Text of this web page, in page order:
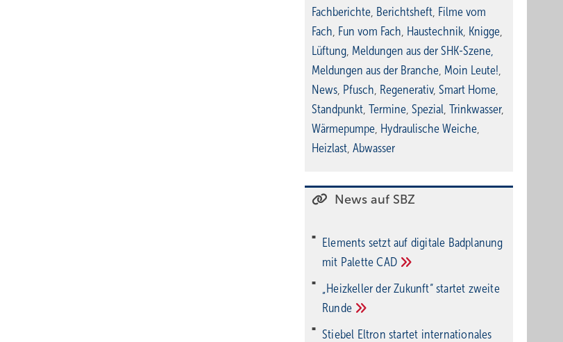
Fachberichte, Berichtsheft, Filme vom
Fach, Fun vom Fach, Haustechnik, Knigge,
Lüftung, Meldungen aus der SHK-Szene,
Meldungen aus der Branche, Moin Leute!,
News, Pfusch, Regenerativ, Smart Home,
Standpunkt, Termine, Spezial, Trinkwasser,
Wärmepumpe, Hydraulische Weiche,
Heizlast, Abwasser
News auf SBZ
Elements setzt auf di­gi­ta­le Bad­pla­nung
mit PaletteCAD
„Heizkeller der Zu­kunft“ star­tet zwei­te
Run­de
Stiebel Eltron startet internatio­nales